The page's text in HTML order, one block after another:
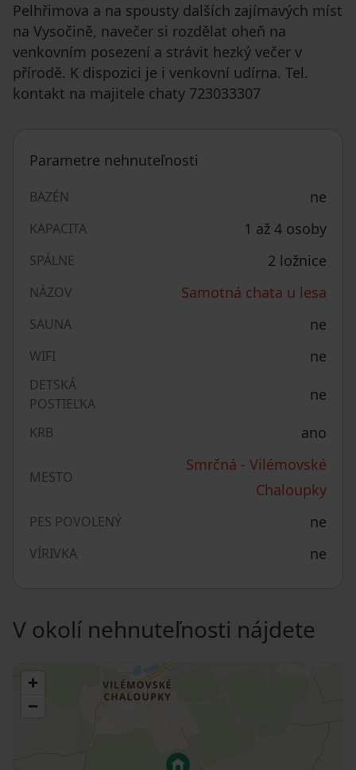
Pelhřimova a na spousty dalších zajímavých míst
na Vysočině, navečer si rozdělat oheň na
venkovním posezení a strávit hezký večer v
přírodě. K dispozici je i venkovní udírna. Tel.
kontakt na majitele chaty 723033307
Parametre nehnuteľnosti
BAZÉN ne
KAPACITA 1 až 4 osoby
SPÁLNE 2 ložnice
NÁZOV Samotná chata u lesa
SAUNA ne
WIFI ne
DETSKÁ
POSTIEĽKA
ne
KRB ano
MESTO
Smrčná - Vilémovské
Chaloupky
PES POVOLENÝ ne
VÍRIVKA ne
V okolí nehnuteľnosti nájdete